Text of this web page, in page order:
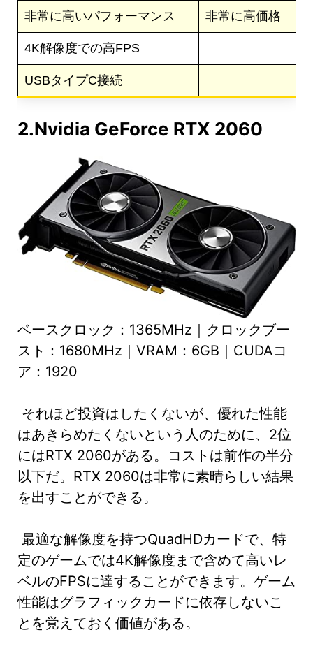
非常に高いパフォーマンス 非常に高価格
4K解像度での高FPS
USBタイプC接続
2.Nvidia GeForce RTX 2060
ベースクロック：1365MHz｜クロックブー
スト：1680MHz｜VRAM：6GB｜CUDAコ
ア：1920
それほど投資はしたくないが、優れた性能
はあきらめたくないという人のために、2位
にはRTX 2060がある。コストは前作の半分
以下だ。RTX 2060は非常に素晴らしい結果
を出すことができる。
最適な解像度を持つQuadHDカードで、特
定のゲームでは4K解像度まで含めて高いレ
ベルのFPSに達することができます。ゲーム
性能はグラフィックカードに依存しないこ
とを覚えておく価値がある。